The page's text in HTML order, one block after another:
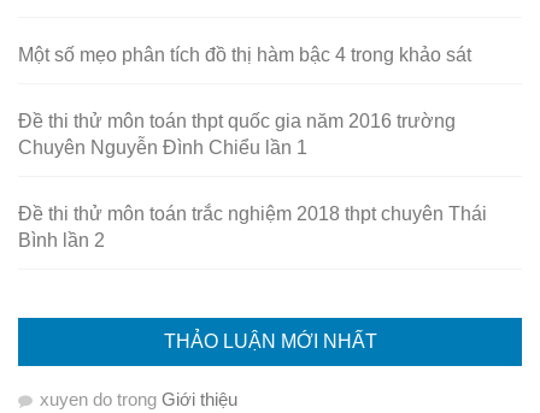
Một số mẹo phân tích đồ thị hàm bậc 4 trong khảo sát
Đề thi thử môn toán thpt quốc gia năm 2016 trường
Chuyên Nguyễn Đình Chiểu lần 1
Đề thi thử môn toán trắc nghiệm 2018 thpt chuyên Thái
Bình lần 2
THẢO LUẬN MỚI NHẤT
xuyen do trong Giới thiệu